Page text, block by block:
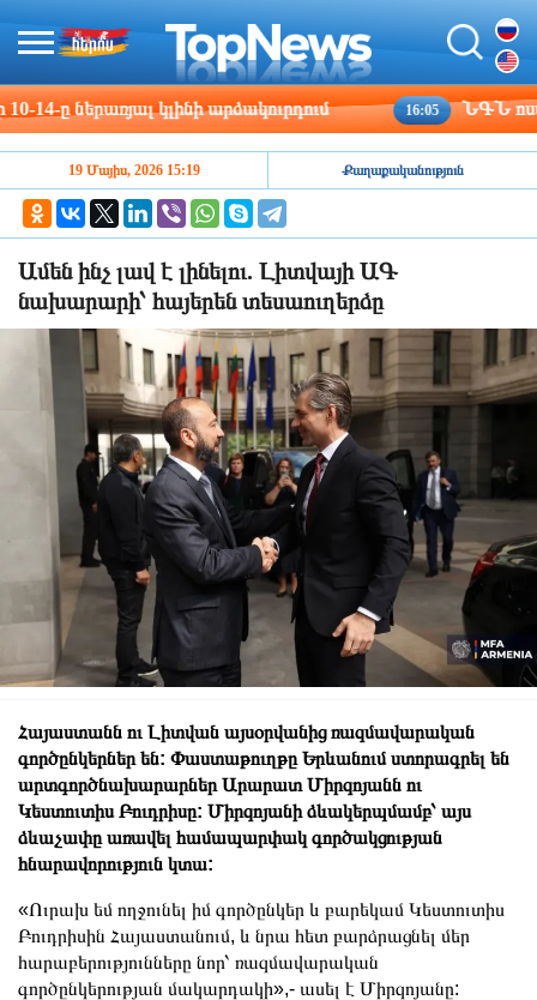
ներառյալ կլինի արձակուրդում 16:05 ՆԳՆ
19 Մայիս, 2026 15:19 Քաղաքականություն
Ամեն ինչ լավ է լինելու. Լիտվայի ԱԳ
նախարարի՝ հայերեն տեսաուղերձը
Հայաստանն ու Լիտվան այսօրվանից ռազմավարական
գործընկերներ են: Փաստաթուղթը Երևանում ստորագրել են
արտգործնախարարներ Արարատ Միրզոյանն ու
Կեստուտիս Բուդրիսը: Միրզոյանի ձևակերպմամբ՝ այս
ձևաչափը առավել համապարփակ գործակցության
հնարավորություն կտա:
«Ուրախ եմ ողջունել իմ գործընկեր և բարեկամ Կեստուտիս
Բուդրիսին Հայաստանում, և նրա հետ բարձրացնել մեր
հարաբերությունները նոր՝ ռազմավարական
գործընկերության մակարդակի»,- ասել է Միրզոյանը: